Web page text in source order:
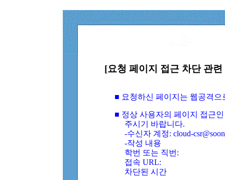
[요청 페이지 접근 차단 관
■ 요청하신 페이지는 웹공격
■ 정상 사용자의 페이지 접근
주시기 바랍니다.
-수신자 계정: cloud-
-작성 내용
학번 또는 직번:
접속 URL:
차단된 시간